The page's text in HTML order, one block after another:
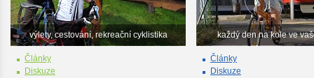
výlety, cestování, rekreační cyklistika
Články
Diskuze
každý den na kole ve
Články
Diskuze